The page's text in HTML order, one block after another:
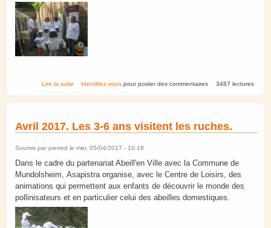
Lire la suite de Mundolsheim. Festi'Forum 2017 au Fort Ducrot.
Identifiez-vous pour poster des commentaires 3487 lectures
Avril 2017. Les 3-6 ans visitent les ruches.
Soumis par pierred le mer, 05/04/2017 - 10:18
Dans le cadre du partenariat Abeill'en Ville avec la Commune de
Mundolsheim, Asapistra organise, avec le Centre de Loisirs, des
animations qui permettent aux enfants de découvrir le monde des
pollinisateurs et en particulier celui des abeilles domestiques.